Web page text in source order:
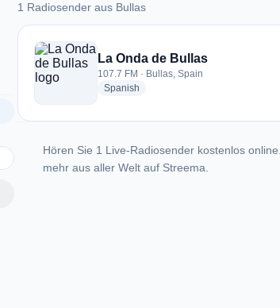
1 Radiosender aus Bullas
1 Radiosender aus Bullas
La Onda de Bullas
107.7 FM · Bullas, Spain
Spanish
Hören Sie 1 Live-Radiosender kostenlos
mehr aus aller Welt auf Streema.